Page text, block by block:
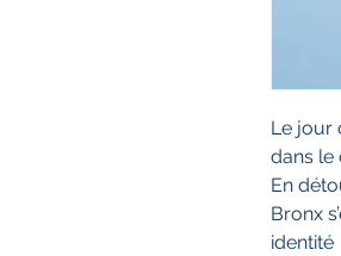
Le jour
dans le
En
Bronx
identité